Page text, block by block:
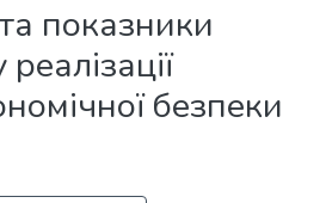
показники
безпеки